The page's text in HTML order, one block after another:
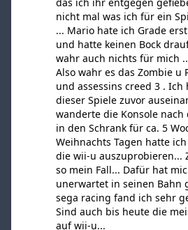
nicht mal was ich für ein
... Mario hate ich Grade
und hatte keinen Bock
wahr auch nichts für mich
Also wahr es das Zombie u
und assessins creed 3 .
dieser Spiele zuvor
wanderte die Konsole
in den Schrank für ca. 5
Weihnachts Tagen hatte
die wii-u auszuprobieren...
so mein Fall... Dafür hat
unerwartet in seinen Bahn
sega racing fand ich sehr
Sind auch bis heute die
auf wii-u...